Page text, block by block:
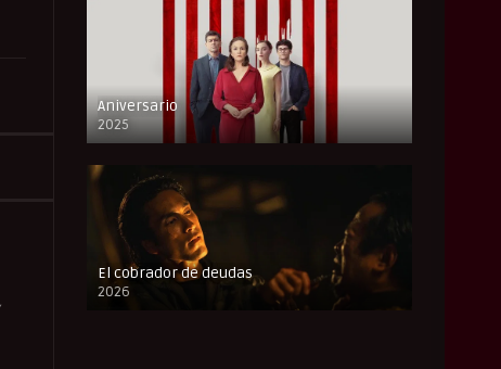
Aniversario
2025
FULL HD
El cobrador de deudas
2026
FULL HD